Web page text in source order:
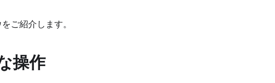
ご紹介します。
操作